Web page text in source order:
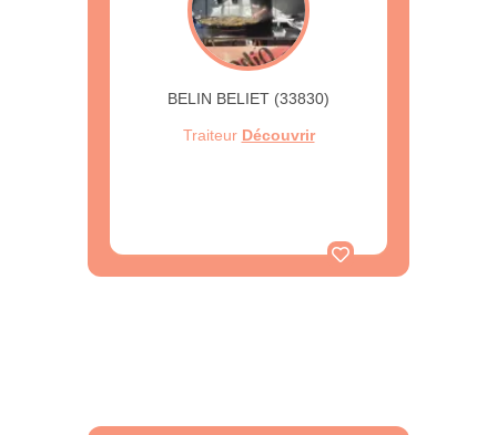
BELIN BELIET (33830)
Traiteur Découvrir